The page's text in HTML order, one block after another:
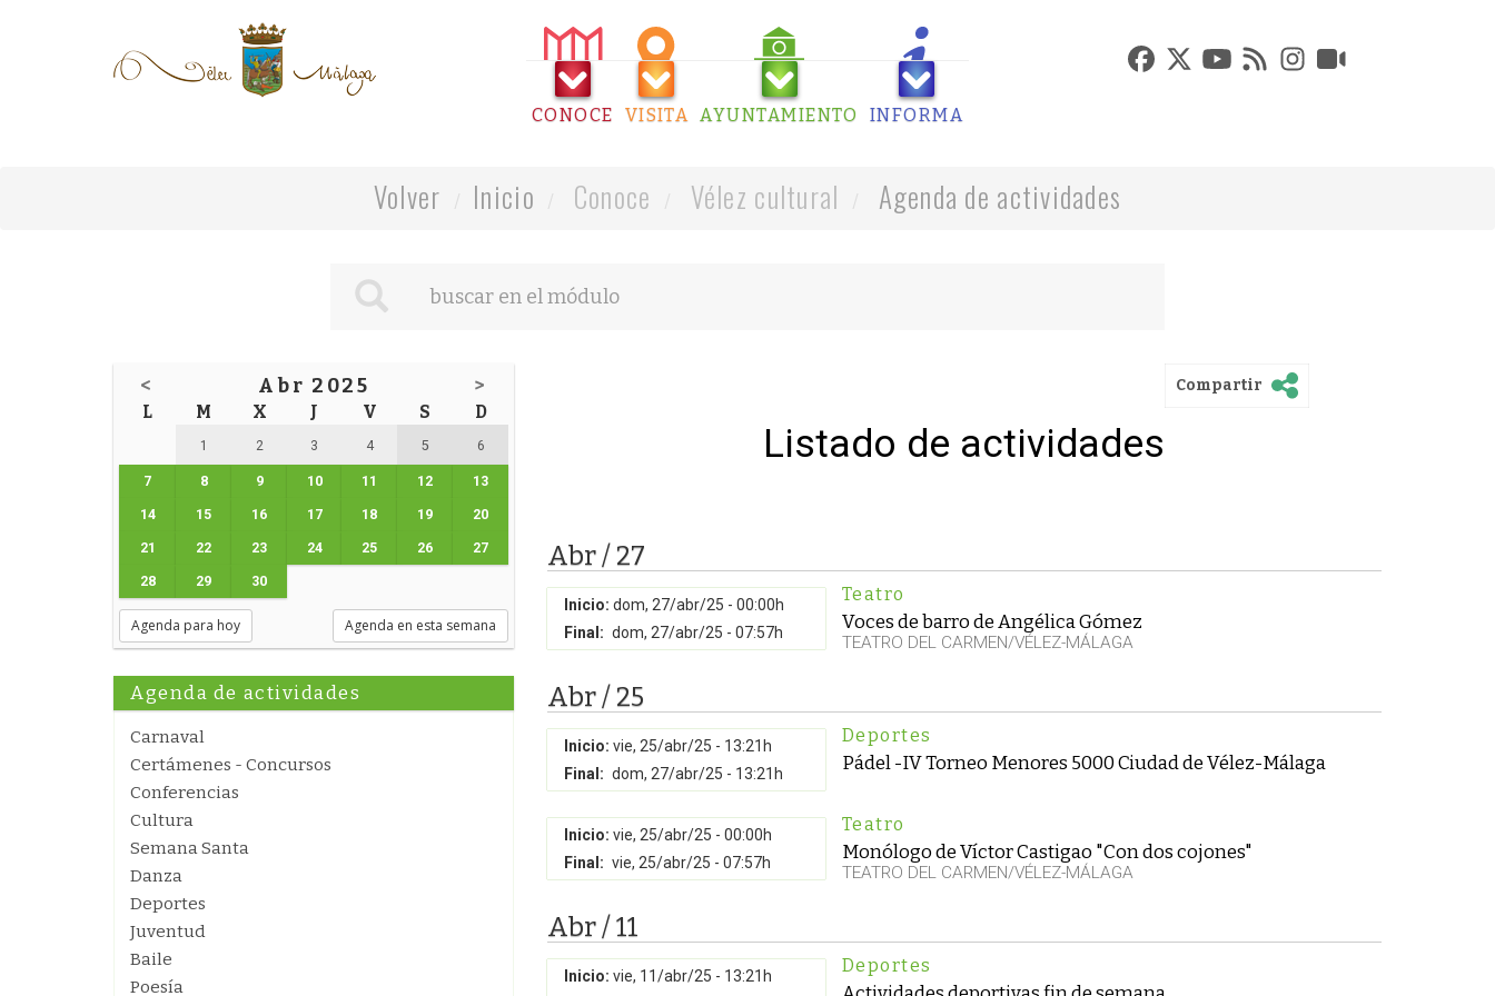
CONOCE VISITA AYUNTAMIENTO INFORMA
Volver Inicio Conoce Vélez cultural Agenda de actividades
< Abr 2025 >
L M X J V S D
1 2 3 4 5 6
7 8 9 10 11 12 13
14 15 16 17 18 19 20
21 22 23 24 25 26 27
28 29 30
Agenda para hoy Agenda en esta semana
Agenda de actividades
Carnaval
Certámenes - Concursos
Conferencias
Cultura
Semana Santa
Danza
Deportes
Juventud
Baile
Poesía
Compartir
Listado de actividades
Abr / 27
Inicio: dom, 27/abr/25 - 00:00h
Final: dom, 27/abr/25 - 07:57h
Teatro
Voces de barro de Angélica Gómez
TEATRO DEL CARMEN/VÉLEZ-MÁLAGA
Abr / 25
Inicio: vie, 25/abr/25 - 13:21h
Final: dom, 27/abr/25 - 13:21h
Deportes
Pádel -IV Torneo Menores 5000 Ciudad de Vélez-Málaga
Inicio: vie, 25/abr/25 - 00:00h
Final: vie, 25/abr/25 - 07:57h
Teatro
Monólogo de Víctor Castigao "Con dos cojones"
TEATRO DEL CARMEN/VÉLEZ-MÁLAGA
Abr / 11
Inicio: vie, 11/abr/25 - 13:21h
Deportes